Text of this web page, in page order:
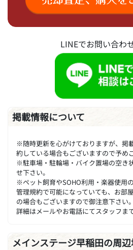
LINEでお問い合わ
掲載情報について
※随時更新を心がけておりますが、掲
約している場合もございますので予め
※駐車場・駐輪場・バイク置場の空き
せ下さい。
※ペット飼育やSOHO利用・楽器使用
管理規約で可能になっていても、お部
の場合もございますので御注意下さい。
詳細はメールやお電話にてスタッフま
メインステージ早稲田の周